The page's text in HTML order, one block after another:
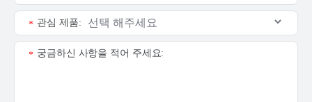
관심 제품:
*
궁금하신 사항을 적어 주세요:
*